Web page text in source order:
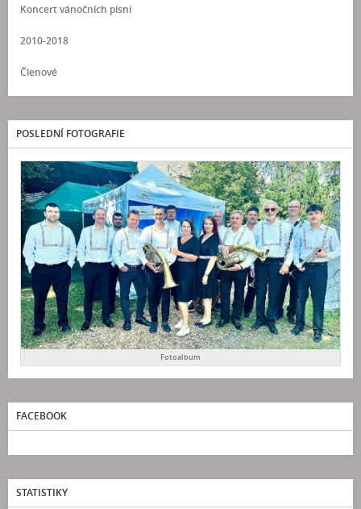
Koncert vánočních písní
2010-2018
Členové
POSLEDNÍ FOTOGRAFIE
Fotoalbum
FACEBOOK
STATISTIKY